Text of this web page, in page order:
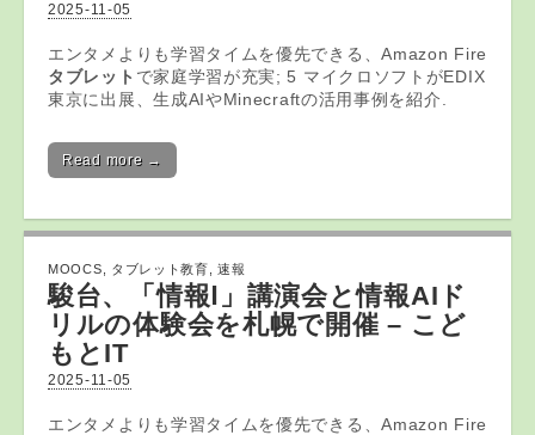
2025-11-05
エンタメよりも学習タイムを優先できる、Amazon Fire
タブレット で家庭学習が充実; 5 マイクロソフトがEDIX
東京に出展、生成AIやMinecraftの活用事例を紹介.
Read more →
MOOCS タブレット教育 ,速報
駿台、「情報Ⅰ」講演会と情報AIド
リルの体験会を札幌で開催 – こど
もとIT
2025-11-05
エンタメよりも学習タイムを優先できる、Amazon Fire